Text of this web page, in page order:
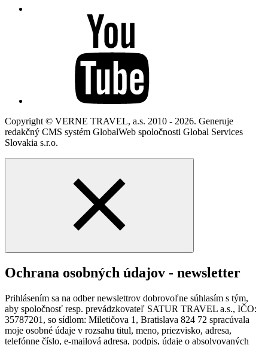
Copyright © VERNE TRAVEL, a.s. 2010 - 2026. Generuje
redakčný CMS systém GlobalWeb spoločnosti Global Services
Slovakia s.r.o.
Ochrana osobných údajov - newsletter
Prihlásením sa na odber newslettrov dobrovoľne súhlasím s tým,
aby spoločnosť resp. prevádzkovateľ SATUR TRAVEL a.s., IČO:
35787201, so sídlom: Miletičova 1, Bratislava 824 72 spracúvala
moje osobné údaje v rozsahu titul, meno, priezvisko, adresa,
telefónne číslo, e-mailová adresa, podpis, údaje o absolvovaných